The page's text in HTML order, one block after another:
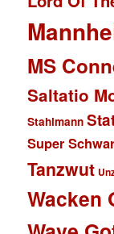
MS
Saltatio
Stahlmann
Super
Tanzwut
Wacken